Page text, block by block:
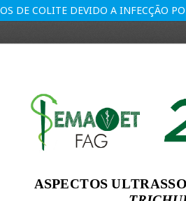
DE COLITE DEVIDO A INFECÇÃO